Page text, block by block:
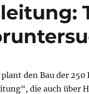
den Bau der
die auch über